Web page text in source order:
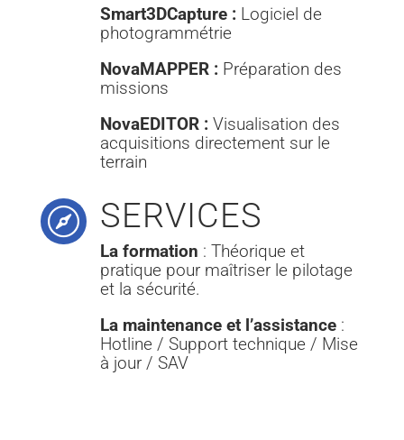
Smart3DCapture : Logiciel de
photogrammétrie
NovaMAPPER : Préparation des
missions
NovaEDITOR : Visualisation des
acquisitions directement sur le
terrain
 SERVICES
La formation : Théorique et
pratique pour maîtriser le pilotage
et la sécurité.
La maintenance et l’assistance:
Hotline / Support technique / Mise
à jour / SAV